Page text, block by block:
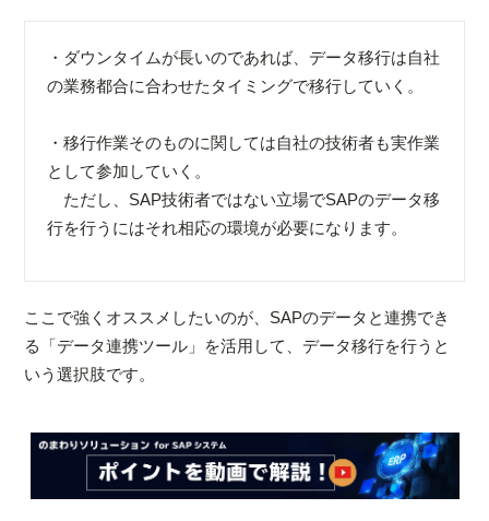
・ダウンタイムが長いのであれば、データ移行は自社
の業務都合に合わせたタイミングで移行していく。
・移行作業そのものに関しては自社の技術者も実作業
として参加していく。
ただし、SAP技術者ではない立場でSAPのデータ移
行を行うにはそれ相応の環境が必要になります。
ここで強くオススメしたいのが、SAPのデータと連携でき
る「データ連携ツール」を活用して、データ移行を行うと
いう選択肢です。